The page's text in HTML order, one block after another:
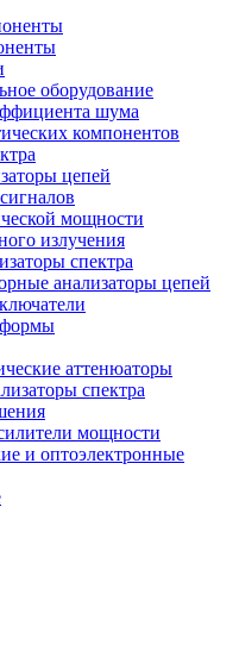
оборудование
шума
компонентов
цепей
мощности
излучения
спектра
анализаторы цепей
аттенюаторы
спектра
мощности
и оптоэлектронные